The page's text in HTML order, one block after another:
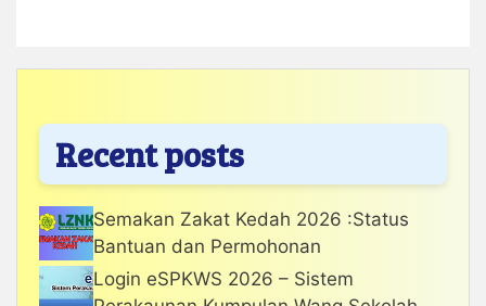
Recent posts
Semakan Zakat Kedah 2026 :Status
Bantuan dan Permohonan
Login eSPKWS 2026 – Sistem